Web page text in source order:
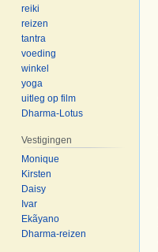
reiki
reizen
tantra
voeding
winkel
yoga
uitleg op film
Dharma-Lotus
Vestigingen
Monique
Kirsten
Daisy
Ivar
Ekãyano
Dharma-reizen